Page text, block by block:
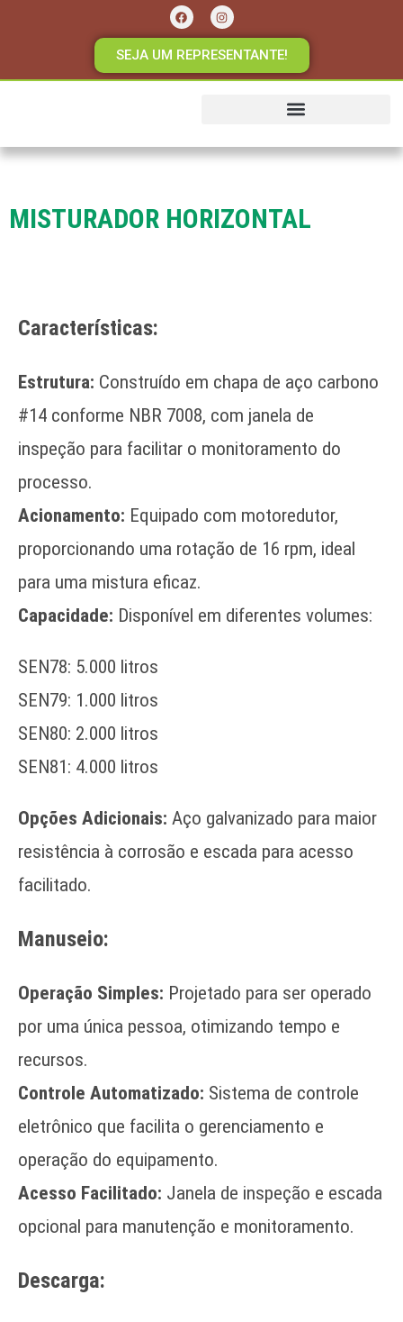
SEJA UM REPRESENTANTE!
MISTURADOR HORIZONTAL
Características:
Estrutura: Construído em chapa de aço carbono
#14 conforme NBR 7008, com janela de
inspeção para facilitar o monitoramento do
processo.
Acionamento: Equipado com motoredutor,
proporcionando uma rotação de 16 rpm, ideal
para uma mistura eficaz.
Capacidade: Disponível em diferentes volumes:
SEN78: 5.000 litros
SEN79: 1.000 litros
SEN80: 2.000 litros
SEN81: 4.000 litros
Opções Adicionais: Aço galvanizado para maior
resistência à corrosão e escada para acesso
facilitado.
Manuseio:
Operação Simples: Projetado para ser operado
por uma única pessoa, otimizando tempo e
recursos.
Controle Automatizado: Sistema de controle
eletrônico que facilita o gerenciamento e
operação do equipamento.
Acesso Facilitado: Janela de inspeção e escada
opcional para manutenção e monitoramento.
Descarga: